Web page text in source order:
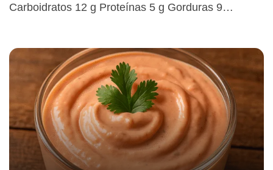
Carboidratos 12 g Proteínas 5 g Gorduras 9…